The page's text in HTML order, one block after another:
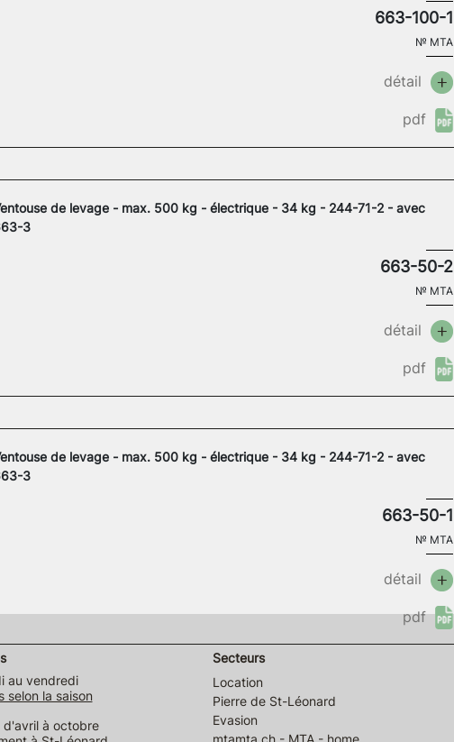
663-100-1
№ MTA
détail
pdf
de levage - max. 500 kg - électrique - 34 kg - 244-71-2 - avec
3
663-50-2
№ MTA
détail
pdf
de levage - max. 500 kg - électrique - 34 kg - 244-71-2 - avec
3
663-50-1
№ MTA
détail
pdf
au vendredi
selon la saison
d'avril à octobre
Secteurs
Location
Pierre de St-Léonard
Evasion